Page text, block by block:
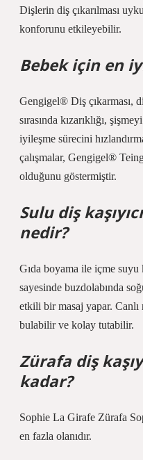
Dişlerin diş çıkarılması
konforunu etkileyebilir.
Bebek için en
Gengigel® Diş çıkarması,
sırasında kızarıklığı,
iyileşme sürecini
çalışmalar, Gengigel®
olduğunu göstermiştir.
Sulu diş
nedir?
Gıda boyama ile içme suyu
sayesinde buzdolabında
etkili bir masaj yapar.
bulabilir ve kolay tutabilir.
Zürafa diş
kadar?
Sophie La Girafe Zürafa
en fazla olanıdır.